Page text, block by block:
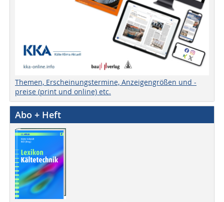
Themen, Erscheinungstermine, Anzeigengrößen und -
preise (print und online) etc.
Abo + Heft